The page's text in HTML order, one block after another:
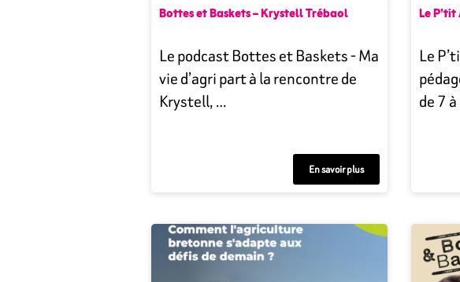
Bottes et Baskets – Krystell Trébaol
Le podcast Bottes et Baskets - Ma
vie d’agri part à la rencontre de
Krystell, …
En savoir plus
Le
Le
de 7